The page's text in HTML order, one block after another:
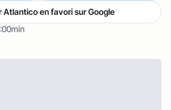
Atlantico en favori sur Google